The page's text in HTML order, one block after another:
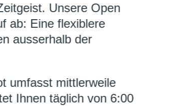
Unsere Open
ab: Eine flexiblere
ausserhalb der
umfasst mittlerweile
Ihnen täglich von 6:00